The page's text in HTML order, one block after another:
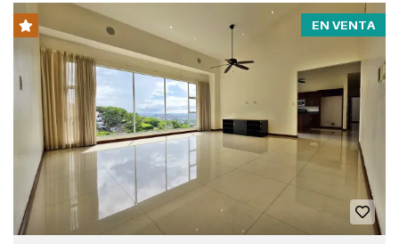
EN VENTA